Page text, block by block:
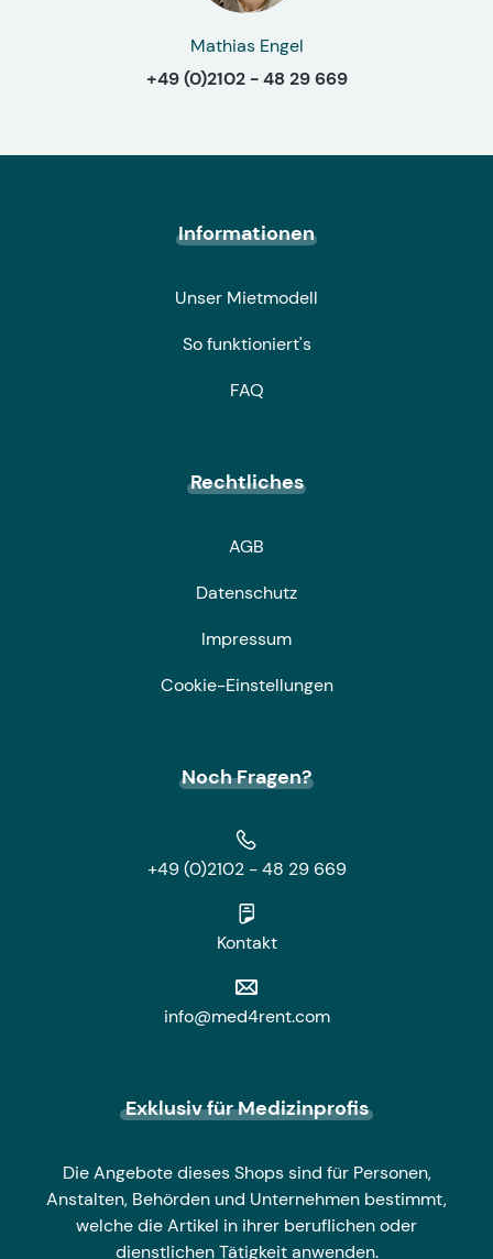
Mathias Engel
+49 (0)2102 - 48 29 669
Informationen
Unser Mietmodell
So funktioniert's
FAQ
Rechtliches
AGB
Datenschutz
Impressum
Cookie-Einstellungen
Noch Fragen?
+49 (0)2102 - 48 29 669
Kontakt
info@med4rent.com
Exklusiv für Medizinprofis
Die Angebote dieses Shops sind für Personen,
Anstalten, Behörden und Unternehmen bestimmt,
welche die Artikel in ihrer beruflichen oder
dienstlichen Tätigkeit anwenden.